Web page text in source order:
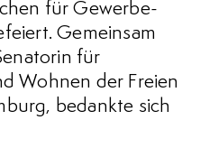
für Gewerbe-
Gemeinsam
für
Wohnen der Freien
bedankte sich